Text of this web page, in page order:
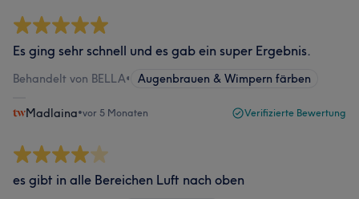
Es ging sehr schnell und es gab ein super Ergebnis.
Behandelt von BELLA• Augenbrauen & Wimpern färben
Madlaina•vor 5 Monaten Verifizierte Bewertung
es gibt in alle Bereichen Luft nach oben